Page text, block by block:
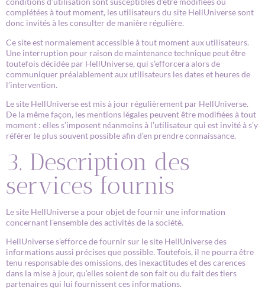
complétées à tout moment, les utilisateurs du site HellUniverse sont
donc invités à les consulter de manière régulière.
Ce site est normalement accessible à tout moment aux utilisateurs.
Une interruption pour raison de maintenance technique peut être
toutefois décidée par HellUniverse, qui s’efforcera alors de
communiquer préalablement aux utilisateurs les dates et heures de
l’intervention.
Le site HellUniverse est mis à jour régulièrement par HellUniverse.
De la même façon, les mentions légales peuvent être modifiées à tout
moment : elles s’imposent néanmoins à l’utilisateur qui est invité à s’y
référer le plus souvent possible afin d’en prendre connaissance.
3. Description des
services fournis
Le site HellUniverse a pour objet de fournir une information
concernant l’ensemble des activités de la société.
HellUniverse s’efforce de fournir sur le site HellUniverse des
informations aussi précises que possible. Toutefois, il ne pourra être
tenu responsable des omissions, des inexactitudes et des carences
dans la mise à jour, qu’elles soient de son fait ou du fait des tiers
partenaires qui lui fournissent ces informations.